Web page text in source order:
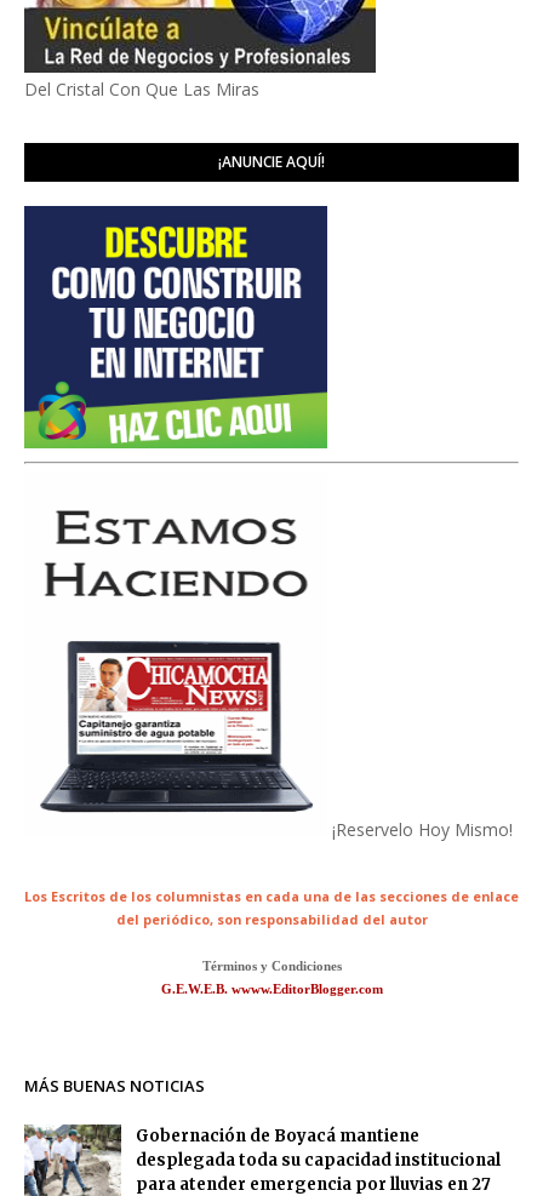
Del Cristal Con Que Las Miras
¡ANUNCIE AQUÍ!
¡Reservelo Hoy Mismo!
Los Escritos de los columnistas en cada una de las secciones de enlace
del periódico, son responsabilidad del autor
Términos y Condiciones
G.E.W.E.B. wwww.EditorBlogger.com
MÁS BUENAS NOTICIAS
Gobernación de Boyacá mantiene
desplegada toda su capacidad institucional
para atender emergencia por lluvias en 27